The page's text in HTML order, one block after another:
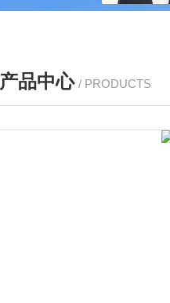
产品中心 / PRODUCTS